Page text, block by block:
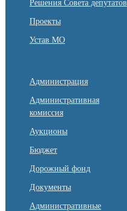
Решения Совета депутатов
Проекты
Устав МО
Администрация
Административная
комиссия
Аукционы
Бюджет
Дорожный фонд
Документы
Административные